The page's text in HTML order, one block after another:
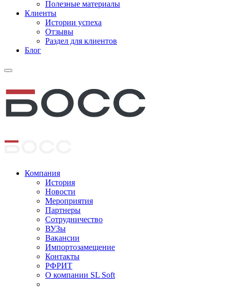
Полезные материалы
Клиенты
Истории успеха
Отзывы
Раздел для клиентов
Блог
Компания
История
Новости
Мероприятия
Партнеры
Сотрудничество
ВУЗы
Вакансии
Импортозамещение
Контакты
РФРИТ
О компании SL Soft